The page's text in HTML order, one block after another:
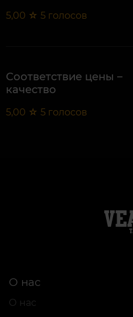
5,00 ☆ 5 голосов
Соответствие цены –
качество
5,00 ☆ 5 голосов
О нас
О нас